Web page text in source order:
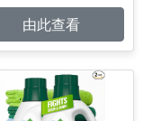
由此查看